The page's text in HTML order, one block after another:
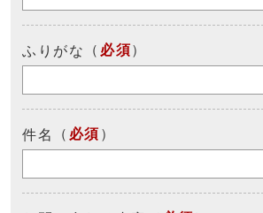
ふりがな （ 必須）
件名 （ 必須 ）